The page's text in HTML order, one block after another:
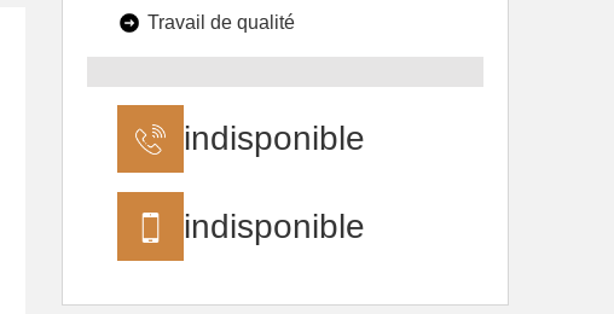
Travail de qualité
indisponible
indisponible